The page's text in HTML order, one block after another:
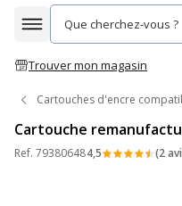
Afficher la navigation
Trouver mon magasin
Cartouches d'encre
Cartouche
Ref. 793806484,5 (2